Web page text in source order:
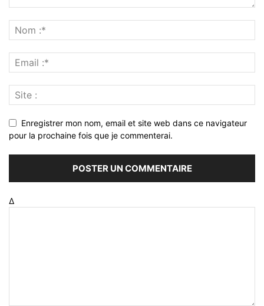
Enregistrer mon nom, email et site web dans ce navigateur
pour la prochaine fois que je commenterai.
Δ